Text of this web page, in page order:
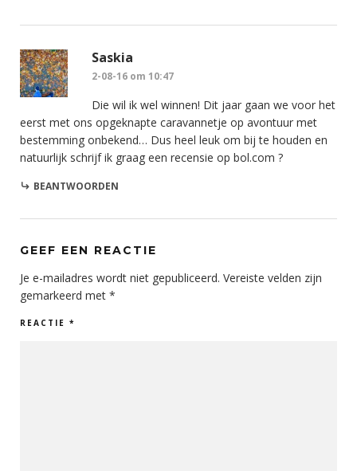
Saskia
2-08-16 om 10:47
Die wil ik wel winnen! Dit jaar gaan we voor het
eerst met ons opgeknapte caravannetje op avontuur met
bestemming onbekend… Dus heel leuk om bij te houden en
natuurlijk schrijf ik graag een recensie op bol.com ?
BEANTWOORDEN
GEEF EEN REACTIE
Je e-mailadres wordt niet gepubliceerd. Vereiste velden zijn
gemarkeerd met *
REACTIE *